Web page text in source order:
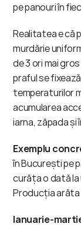
pe panouri în
Realitatea e că
murdărie
de 3 ori mai
praful se
temperaturilor
acumularea
iarna, zăpada
Exemplu
în București pe
curăța o dată la
Producția arăta
Ianuarie-